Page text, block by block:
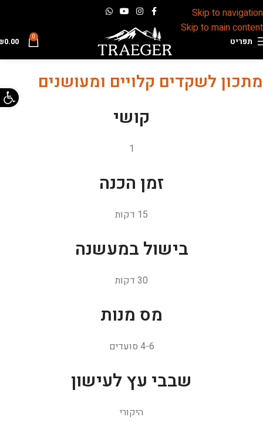
Skip to navigation
Skip to main content
תפריט 0
0.00
מתכון לשקדים קלויים ומעושנים
קושי
1
זמן הכנה
15 דקות
בישול במעשנה
30 דקות
מס מנות
4-6 סועדים
שבבי עץ לעישון
היקורי